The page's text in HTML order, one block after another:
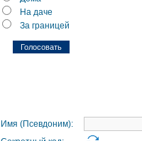
На даче
За границей
Имя (Псевдоним):